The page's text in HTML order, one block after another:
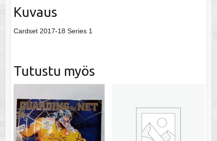
Kuvaus
Cardset 2017-18 Series 1
Tutustu myös